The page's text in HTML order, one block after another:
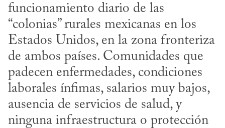
funcionamiento diario de las
“colonias” rurales mexicanas en los
Estados Unidos, en la zona fronteriza
de ambos países. Comunidades que
padecen enfermedades, condiciones
laborales ínfimas, salarios muy bajos,
ausencia de servicios de salud, y
ninguna infraestructura o protección